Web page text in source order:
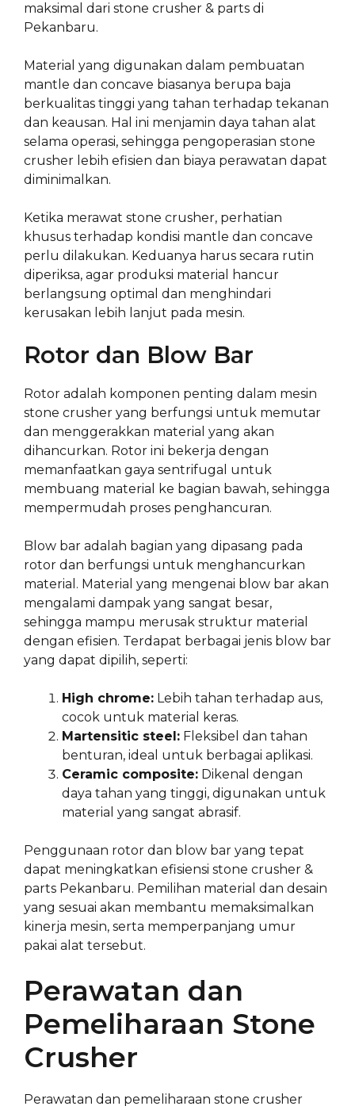
maksimal dari stone crusher & parts di
Pekanbaru.
Material yang digunakan dalam pembuatan
mantle dan concave biasanya berupa baja
berkualitas tinggi yang tahan terhadap tekanan
dan keausan. Hal ini menjamin daya tahan alat
selama operasi, sehingga pengoperasian stone
crusher lebih efisien dan biaya perawatan dapat
diminimalkan.
Ketika merawat stone crusher, perhatian
khusus terhadap kondisi mantle dan concave
perlu dilakukan. Keduanya harus secara rutin
diperiksa, agar produksi material hancur
berlangsung optimal dan menghindari
kerusakan lebih lanjut pada mesin.
Rotor dan Blow Bar
Rotor adalah komponen penting dalam mesin
stone crusher yang berfungsi untuk memutar
dan menggerakkan material yang akan
dihancurkan. Rotor ini bekerja dengan
memanfaatkan gaya sentrifugal untuk
membuang material ke bagian bawah, sehingga
mempermudah proses penghancuran.
Blow bar adalah bagian yang dipasang pada
rotor dan berfungsi untuk menghancurkan
material. Material yang mengenai blow bar akan
mengalami dampak yang sangat besar,
sehingga mampu merusak struktur material
dengan efisien. Terdapat berbagai jenis blow bar
yang dapat dipilih, seperti:
High chrome: Lebih tahan terhadap aus,
cocok untuk material keras.
Martensitic steel: Fleksibel dan tahan
benturan, ideal untuk berbagai aplikasi.
Ceramic composite: Dikenal dengan
daya tahan yang tinggi, digunakan untuk
material yang sangat abrasif.
Penggunaan rotor dan blow bar yang tepat
dapat meningkatkan efisiensi stone crusher &
parts Pekanbaru. Pemilihan material dan desain
yang sesuai akan membantu memaksimalkan
kinerja mesin, serta memperpanjang umur
pakai alat tersebut.
Perawatan dan
Pemeliharaan Stone
Crusher
Perawatan dan pemeliharaan stone crusher